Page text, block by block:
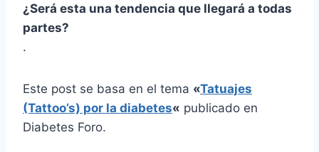
¿Será esta una tendencia que llegará a todas
partes?
.
Este post se basa en el tema «Tatuajes
(Tattoo’s) por la diabetes« publicado en
Diabetes Foro.